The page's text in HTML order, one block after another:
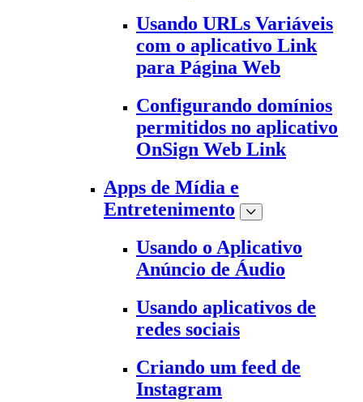
Usando URLs Variáveis
com o aplicativo Link
para Página Web
Configurando domínios
permitidos no aplicativo
OnSign Web Link
Apps de Mídia e
Entretenimento
Usando o Aplicativo
Anúncio de Áudio
Usando aplicativos de
redes sociais
Criando um feed de
Instagram